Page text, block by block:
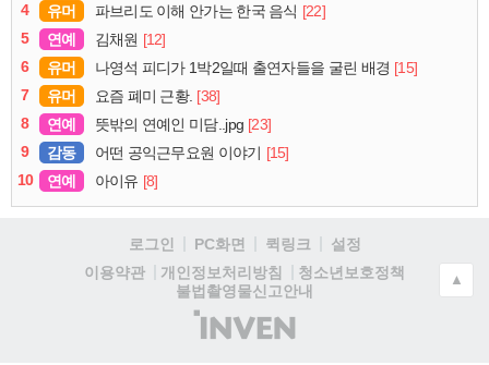
4
유머 파브리도 이해 안가는 한국 음식 [22]
5
연예 김채원 [12]
6
유머 나영석 피디가 1박2일때 출연자들을 굴린 배경 [15]
7
유머 요즘 폐미 근황. [38]
8
연예 뜻밖의 연예인 미담..jpg [23]
9
감동 어떤 공익근무요원 이야기 [15]
10
연예 아이유 [8]
로그인 PC화면 퀵링크
설정
이용약관
개인정보처리방침
청소년보호정책
불법촬영물신고안내
(주)
인
▲